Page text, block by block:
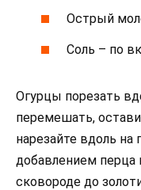
Острый
Соль – по
Огурцы порезать
перемешать,
нарезайте вдоль на
добавлением перца
сковороде до